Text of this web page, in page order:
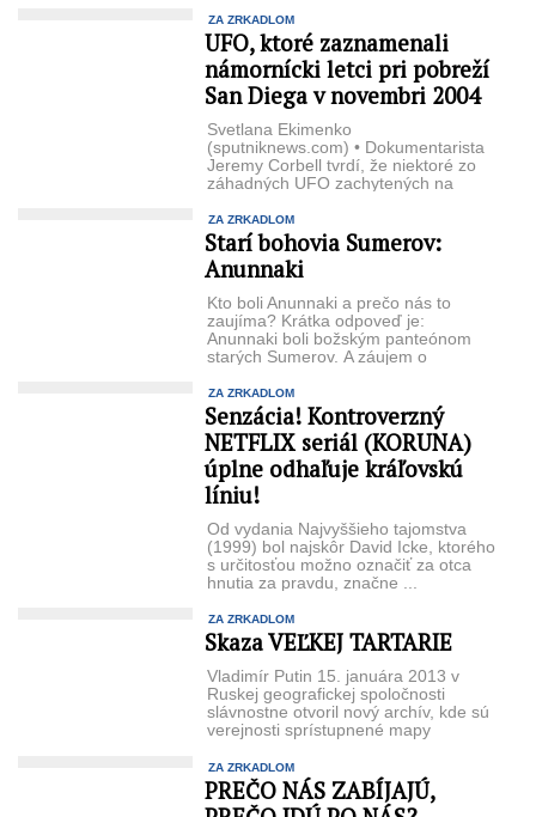
ZA ZRKADLOM
UFO, ktoré zaznamenali
námornícki letci pri pobreží
San Diega v novembri 2004
Svetlana Ekimenko
(sputniknews.com) • Dokumentarista
Jeremy Corbell tvrdí, že niektoré zo
záhadných UFO zachytených na
rojiacich ...
ZA ZRKADLOM
Starí bohovia Sumerov:
Anunnaki
Kto boli Anunnaki a prečo nás to
zaujíma? Krátka odpoveď je:
Anunnaki boli božským panteónom
starých Sumerov. A záujem o
ZA ZRKADLOM
Senzácia! Kontroverzný
NETFLIX seriál (KORUNA)
úplne odhaľuje kráľovskú
líniu!
Od vydania Najvyššieho tajomstva
(1999) bol najskôr David Icke, ktorého
s určitosťou možno označiť za otca
hnutia za pravdu, značne ...
ZA ZRKADLOM
Skaza VEĽKEJ TARTARIE
Vladimír Putin 15. januára 2013 v
Ruskej geografickej spoločnosti
slávnostne otvoril nový archív, kde sú
verejnosti sprístupnené mapy
ZA ZRKADLOM
PREČO NÁS ZABÍJAJÚ,